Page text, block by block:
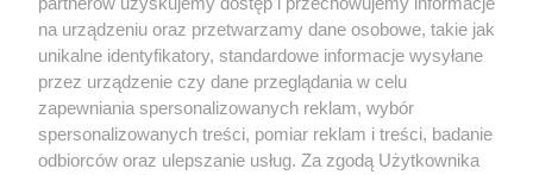
pracy
Rozłam w PiS także na Warmii i
Mazurach. Trójka posłów dołączyła do
Morawieckiego
na urządzeniu oraz przetwarzamy dane osobowe, takie jak
unikalne identyfikatory, standardowe informacje wysyłane
przez urządzenie czy dane przeglądania w celu
zapewniania spersonalizowanych reklam, wybór
spersonalizowanych treści, pomiar reklam i treści, badanie
odbiorców oraz ulepszanie usług. Za zgodą Użytkownika